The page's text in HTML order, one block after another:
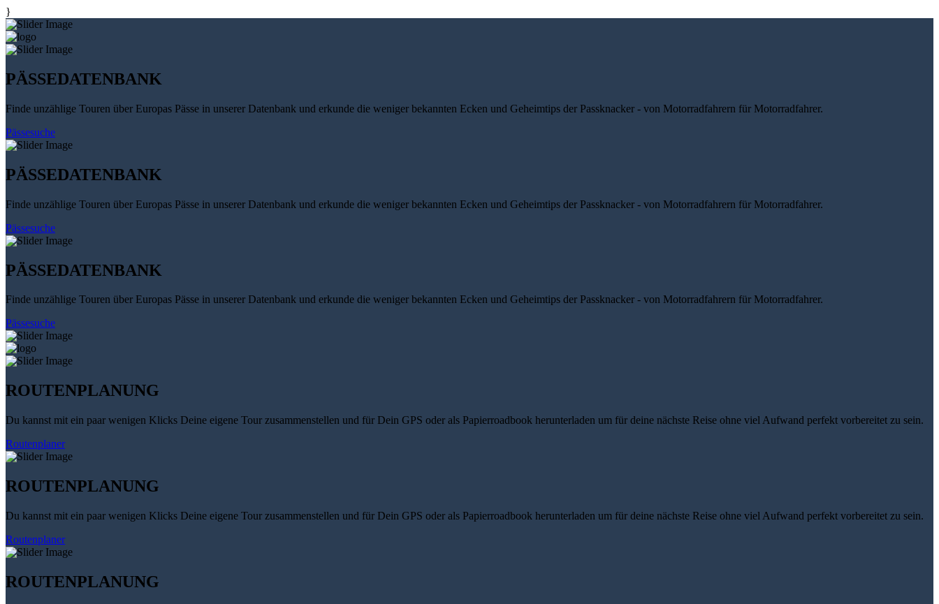
}
PÄSSEDATENBANK
Finde unzählige Touren über Europas Pässe in unserer Datenbank und erkunde die weniger bekannten Ecken und Geheimtips der Passknacker - von Motorradfahrern für Motorradfahrer.
Pässesuche
PÄSSEDATENBANK
Finde unzählige Touren über Europas Pässe in unserer Datenbank und erkunde die weniger bekannten Ecken und Geheimtips der Passknacker - von Motorradfahrern für Motorradfahrer.
Pässesuche
PÄSSEDATENBANK
Finde unzählige Touren über Europas Pässe in unserer Datenbank und erkunde die weniger bekannten Ecken und Geheimtips der Passknacker - von Motorradfahrern für Motorradfahrer.
Pässesuche
ROUTENPLANUNG
Du kannst mit ein paar wenigen Klicks Deine eigene Tour zusammenstellen und für Dein GPS oder als Papierroadbook herunterladen um für deine nächste Reise ohne viel Aufwand perfekt vorbereitet zu sein.
Routenplaner
ROUTENPLANUNG
Du kannst mit ein paar wenigen Klicks Deine eigene Tour zusammenstellen und für Dein GPS oder als Papierroadbook herunterladen um für deine nächste Reise ohne viel Aufwand perfekt vorbereitet zu sein.
Routenplaner
ROUTENPLANUNG